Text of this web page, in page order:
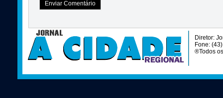
Diretor:
Fone:
®Todos